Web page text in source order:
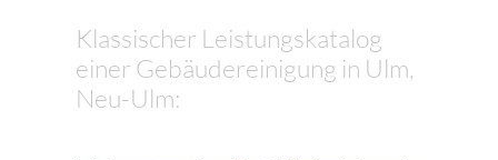
Klassischer Leistungskatalog
einer Gebäudereinigung in Ulm,
Neu-Ulm: